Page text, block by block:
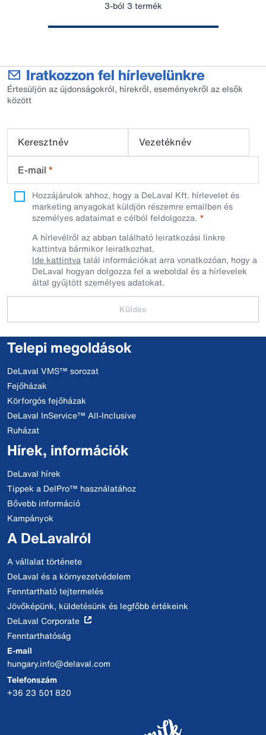
3-ból 3 termék
Iratkozzon fel hírlevelünkre
Értesüljön az újdonságokról, hírekről, eseményekről az elsők
között
Keresztnév
Vezetéknév
E-mail *
Hozzájárulok ahhoz, hogy a DeLaval Kft. hírlevelet és
marketing anyagokat küldjön részemre emailben és
személyes adataimat e célból feldolgozza.
A hírlevélről az abban található leiratkozási linkre
kattintva bármikor leiratkozhat.
Ide kattintvatalál információkat arra vonatkozóan, hogy a
DeLaval hogyan dolgozza fel a weboldal és a hírlevelek
által gyűjtött személyes adatokat.
Küldés
Telepi megoldások
DeLaval VMS™ sorozat
Fejőházak
Körforgós fejőházak
DeLaval InService™ All-Inclusive
Ruházat
Hírek, információk
DeLaval hírek
Tippek a DelPro™ használatához
Bővebb információ
Kampányok
A DeLavalról
A vállalat története
DeLaval és a környezetvédelem
Fenntartható tejtermelés
Jövőképünk, küldetésünk és legfőbb értékeink
DeLaval Corporate
Fenntarthatóság
E-mail
hungary.info@delaval.com
Telefonszám
+36 23 501 820